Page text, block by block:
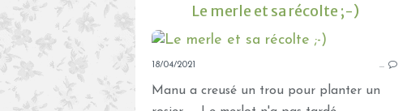
Le merle et sa récolte ;-)
18/04/2021 …
Manu a creusé un trou pour planter un